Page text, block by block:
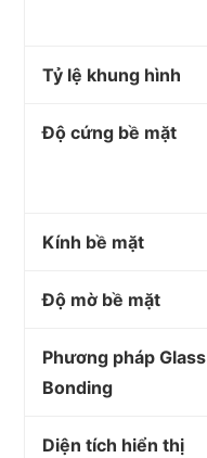
Tỷ lệ khung hình
Độ cứng bề mặt
Kính bề mặt
Độ mờ bề mặt
Phương pháp Glass
Bonding
Diện tích hiển thị